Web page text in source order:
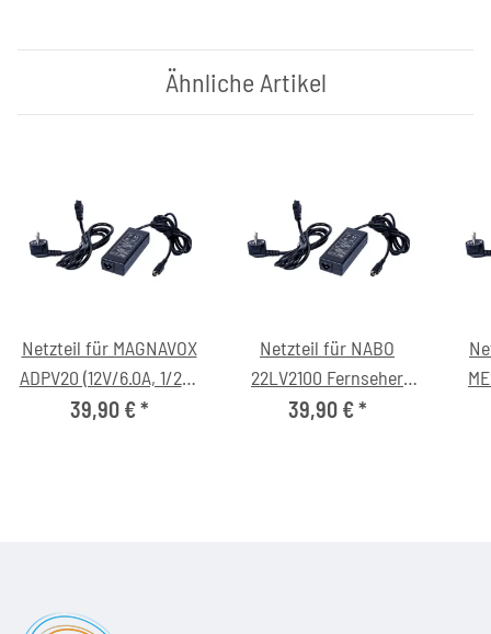
Ähnliche Artikel
Netzteil für MAGNAVOX
ADPV20 (12V/6.0A, 1/2=+
3/4=-, C6)
39,90 €*
Netzteil für NABO
22LV2100 Fernseher
(12V/6.0A, 1/2=+ 3/4=-,
39,90 €*